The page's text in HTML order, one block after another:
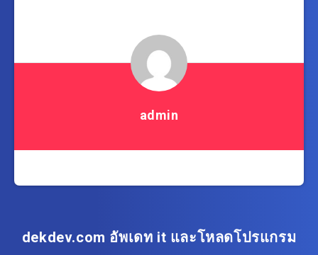
admin
dekdev.com อัพเดท it และโหลดโปรแกรม